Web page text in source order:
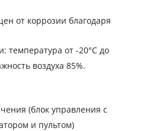
от коррозии благодаря
температура от -20°C до
воздуха 85%.
(блок управления с
и пультом)